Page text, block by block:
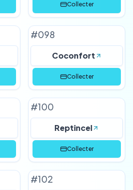
Collecter
#098
Coconfort
Collecter
#100
Reptincel
Collecter
#102